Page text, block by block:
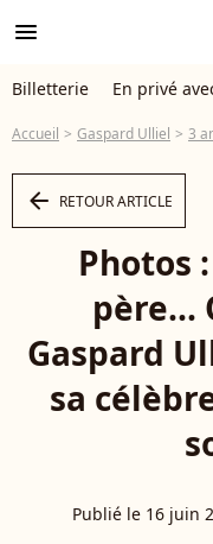
menu
Billetterie En privé
Accueil Gaspard Ulliel 3 ans
arrow_left RETOUR ARTICLE
Photos
père...
Gaspard
sa
Publié le 16 juin